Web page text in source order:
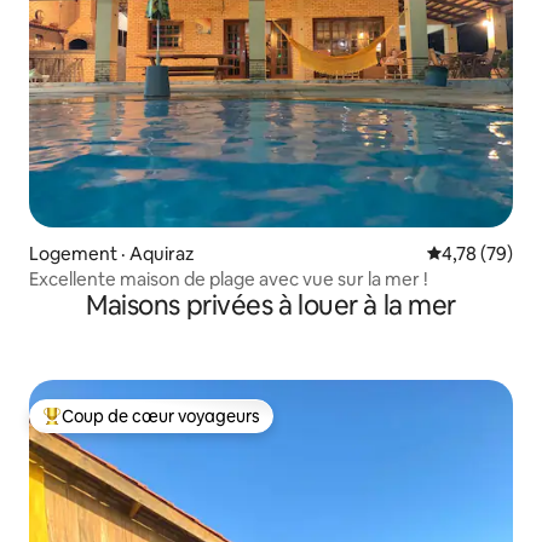
Logement · Aquiraz Note
4,78 (79)
Excellente maison de plage avec vue sur la mer !
Maisons privées à louer à la mer
Coup de cœur voyageurs parmi les plus aimés
Coup de cœur voyageurs